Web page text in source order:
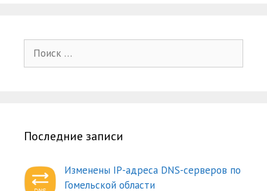
Последние записи
Изменены IP-адреса DNS-серверов по
Гомельской области